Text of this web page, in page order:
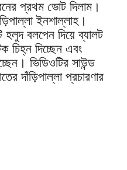
প্রথম ভোট দিলাম।
ইনশাল্লাহ।
হলুদ বলপেন দিয়ে ব্যালট
চিহ্ন দিচ্ছেন এবং
ভিডিওটির সাউন্ড
দাঁড়িপাল্লা প্রচারণার